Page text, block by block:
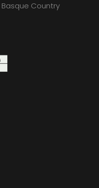
Country